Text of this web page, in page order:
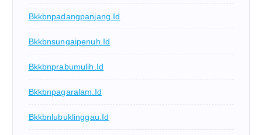
Bkkbnpadangpanjang.id
Bkkbnsungaipenuh.id
Bkkbnprabumulih.id
Bkkbnpagaralam.id
Bkkbnlubuklinggau.id